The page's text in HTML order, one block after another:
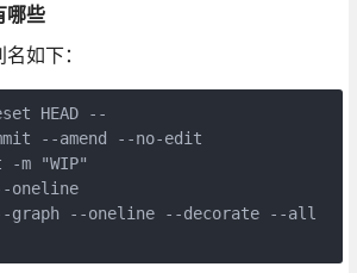
哪些
如下：
HEAD --
--amend --no-edit
m "WIP"
oneline
--oneline --decorate --all